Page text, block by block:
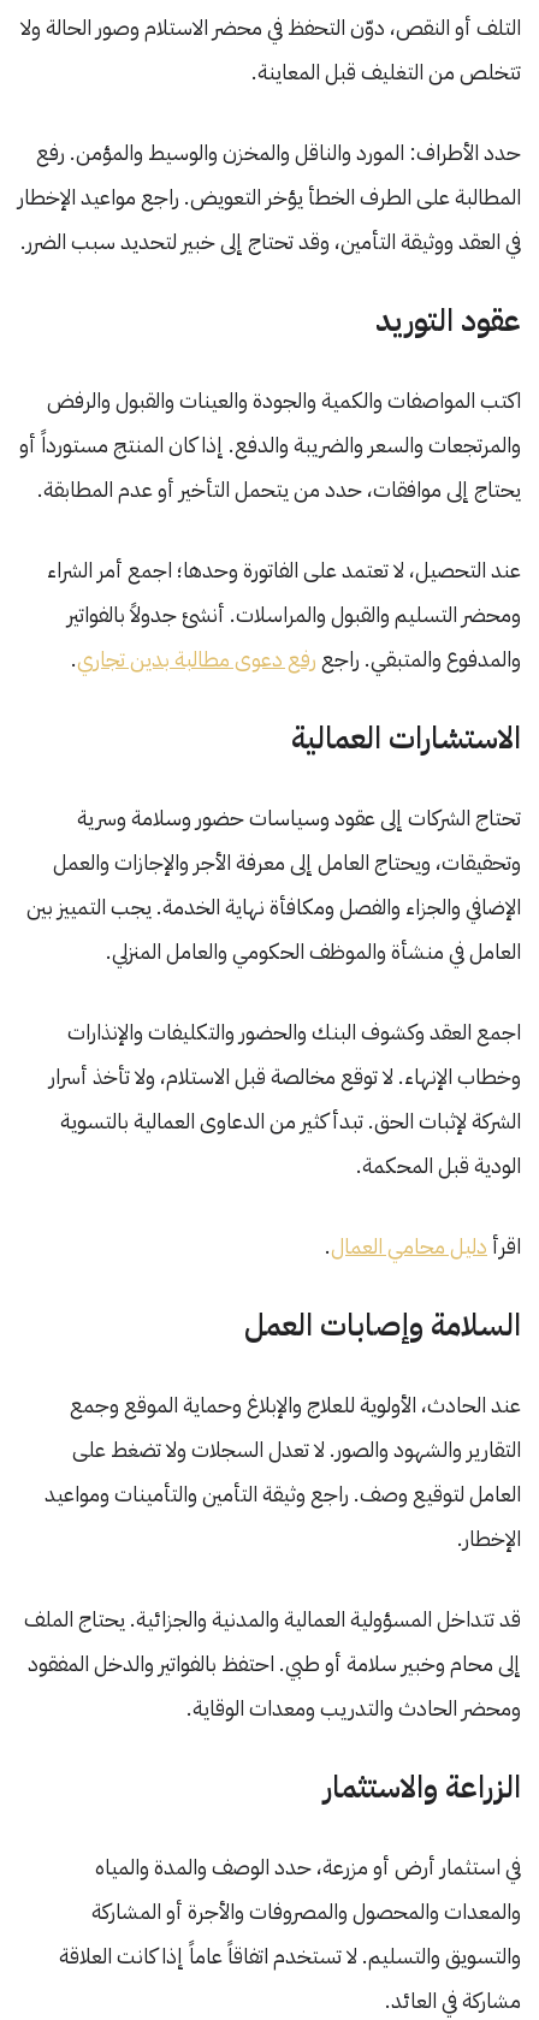
التلف أو النقص، دوّن التحفظ في محضر الاستلام وصور الحالة ولا
تتخلص من التغليف قبل المعاينة.
حدد الأطراف: المورد والناقل والمخزن والوسيط والمؤمن. رفع
المطالبة على الطرف الخطأ يؤخر التعويض. راجع مواعيد الإخطار
في العقد ووثيقة التأمين، وقد تحتاج إلى خبير لتحديد سبب الضرر.
عقود التوريد
اكتب المواصفات والكمية والجودة والعينات والقبول والرفض
والمرتجعات والسعر والضريبة والدفع. إذا كان المنتج مستورداً أو
يحتاج إلى موافقات، حدد من يتحمل التأخير أو عدم المطابقة.
عند التحصيل، لا تعتمد على الفاتورة وحدها؛ اجمع أمر الشراء
ومحضر التسليم والقبول والمراسلات. أنشئ جدولاً بالفواتير
والمدفوع والمتبقي. راجع رفع دعوى مطالبة بدين تجاري.
الاستشارات العمالية
تحتاج الشركات إلى عقود وسياسات حضور وسلامة وسرية
وتحقيقات، ويحتاج العامل إلى معرفة الأجر والإجازات والعمل
الإضافي والجزاء والفصل ومكافأة نهاية الخدمة. يجب التمييز بين
العامل في منشأة والموظف الحكومي والعامل المنزلي.
اجمع العقد وكشوف البنك والحضور والتكليفات والإنذارات
وخطاب الإنهاء. لا توقع مخالصة قبل الاستلام، ولا تأخذ أسرار
الشركة لإثبات الحق. تبدأ كثير من الدعاوى العمالية بالتسوية
الودية قبل المحكمة.
اقرأ دليل محامي العمال.
السلامة وإصابات العمل
عند الحادث، الأولوية للعلاج والإبلاغ وحماية الموقع وجمع
التقارير والشهود والصور. لا تعدل السجلات ولا تضغط على
العامل لتوقيع وصف. راجع وثيقة التأمين والتأمينات ومواعيد
الإخطار.
قد تتداخل المسؤولية العمالية والمدنية والجزائية. يحتاج الملف
إلى محام وخبير سلامة أو طبي. احتفظ بالفواتير والدخل المفقود
ومحضر الحادث والتدريب ومعدات الوقاية.
الزراعة والاستثمار
في استثمار أرض أو مزرعة، حدد الوصف والمدة والمياه
والمعدات والمحصول والمصروفات والأجرة أو المشاركة
والتسويق والتسليم. لا تستخدم اتفاقاً عاماً إذا كانت العلاقة
مشاركة في العائد.